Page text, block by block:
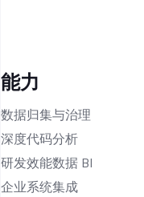
能力
数据归集与治理
深度代码分析
研发效能数据 BI
企业系统集成